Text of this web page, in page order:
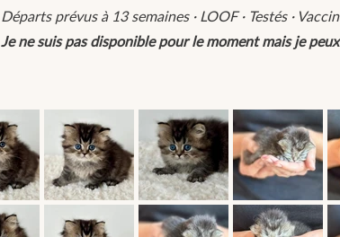
Départs prévus à 13 semaines · LOOF · Testés ·
Je ne suis pas disponible pour le moment mais je